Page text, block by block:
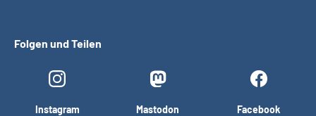
Folgen und Teilen
Instagram Mastodon Facebook